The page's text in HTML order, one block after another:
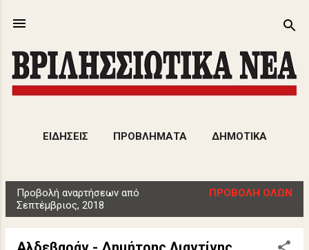
ΕΙΔΗΣΕΙΣ ΠΡΟΒΛΗΜΑΤΑ ΔΗΜΟΤΙΚΑ
ΠΟΛΙΤΙΣΜΟΣ
ν
Προβολή αναρτήσεων από
Σεπτέμβριος, 2018
ΠΡΟΒΟΛΉ ΌΛΩΝ